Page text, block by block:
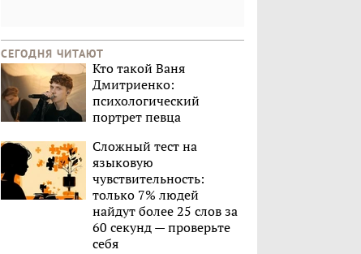
СЕГОДНЯ ЧИТАЮТ
Кто такой Ваня
Дмитриенко:
психологический
портрет певца
Сложный тест на
языковую
чувствительность:
только 7% людей
найдут более 25 слов за
60 секунд — проверьте
себя